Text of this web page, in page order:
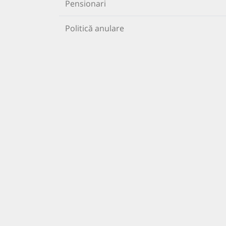
Pensionari
Politică anulare